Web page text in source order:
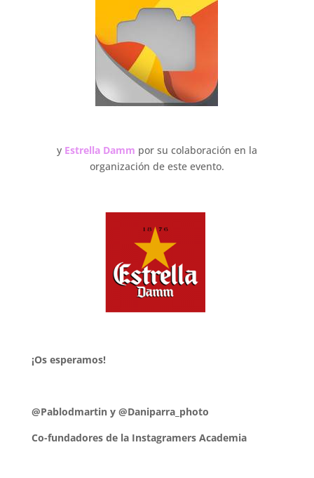
y Estrella Damm por su colaboración en la
organización de este evento.
¡Os esperamos!
@Pablodmartin y @Daniparra_photo
Co-fundadores de la Instagramers Academia